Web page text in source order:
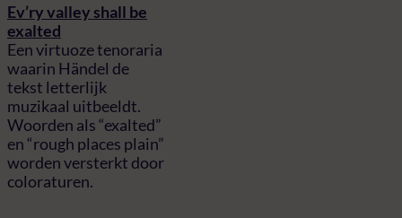
Ev’ry valley shall be
exalted
Een virtuoze tenoraria
waarin Händel de
tekst letterlijk
muzikaal uitbeeldt.
Woorden als “exalted”
en “rough places plain”
worden versterkt door
coloraturen.